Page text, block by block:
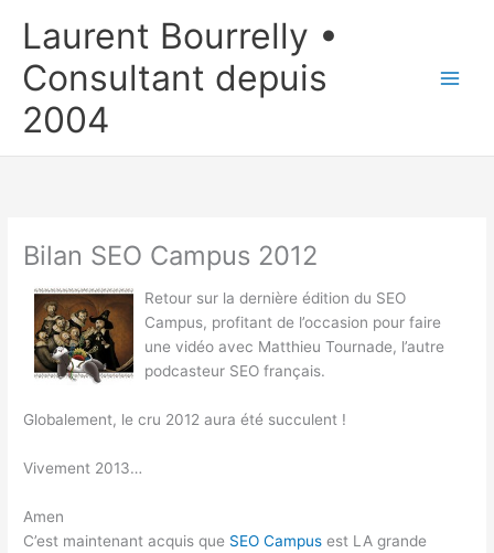
Laurent Bourrelly •
Consultant depuis
2004
Bilan SEO Campus 2012
Retour sur la dernière édition du SEO
Campus, profitant de l’occasion pour faire
une vidéo avec Matthieu Tournade, l’autre
podcasteur SEO français.
Globalement, le cru 2012 aura été succulent !
Vivement 2013…
Amen
C’est maintenant acquis que SEO Campus est LA grande